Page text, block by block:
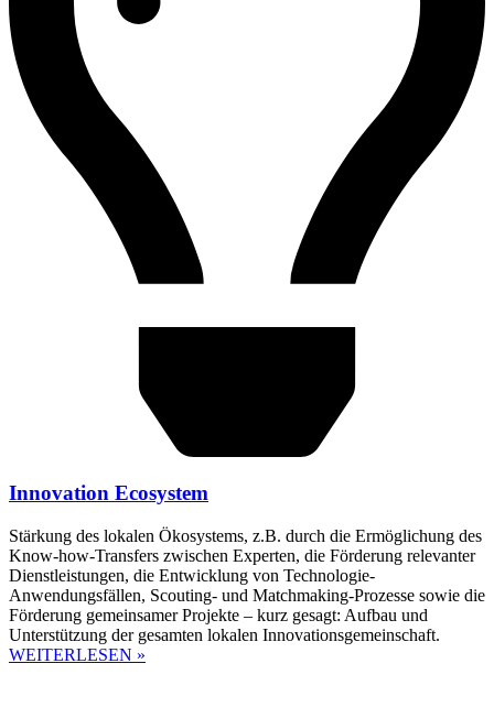
Innovation Ecosystem
Stärkung des lokalen Ökosystems, z.B. durch die Ermöglichung des
Know-how-Transfers zwischen Experten, die Förderung relevanter
Dienstleistungen, die Entwicklung von Technologie-
Anwendungsfällen, Scouting- und Matchmaking-Prozesse sowie die
Förderung gemeinsamer Projekte – kurz gesagt: Aufbau und
Unterstützung der gesamten lokalen Innovationsgemeinschaft.
WEITERLESEN »